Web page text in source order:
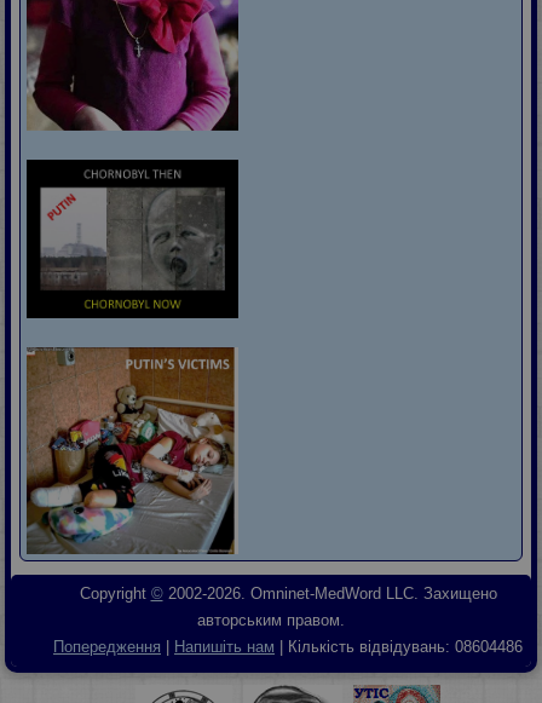
Copyright ©2002-2026. Omninet-MedWord LLC. Захищено
авторським правом.
Попередження
Напишіть нам | Кількість відвідувань: 08604486